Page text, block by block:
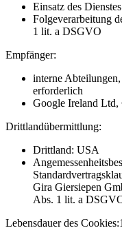
Einsatz des
Folgeverarbeitung
1 lit. a DSGVO
Empfänger:
interne
erforderlich
Google Ireland
Drittlandübermittlung:
Drittland: USA
Gira Giersiepen
Abs. 1 lit. a
Lebensdauer des Cookies: